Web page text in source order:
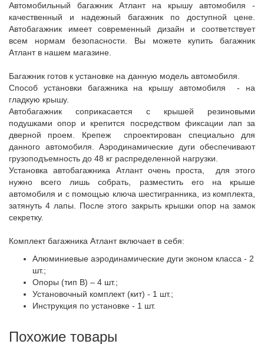
Автомобильный багажник Атлант на крышу автомобиля -
качественный и надежный багажник по доступной цене.
Автобагажник имеет современный дизайн и соответствует
всем нормам безопасности. Вы можете купить багажник
Атлант в нашем магазине.
Багажник готов к установке на данную модель автомобиля.
Способ установки багажника на крышу автомобиля - на
гладкую крышу.
Автобагажник соприкасается с крышей резиновыми
подушками опор и крепится посредством фиксации лап за
дверной проем. Крепеж спроектирован специально для
данного автомобиля. Аэродинамические дуги обеспечивают
грузоподъемность до 48 кг распределенной нагрузки.
Установка автобагажника Атлант очень проста, для этого
нужно всего лишь собрать, разместить его на крыше
автомобиля и с помощью ключа шестигранника, из комплекта,
затянуть 4 лапы. После этого закрыть крышки опор на замок
секретку.
Комплект багажника Атлант включает в себя:
Алюминиевые аэродинамические дуги эконом класса - 2
шт.;
Опоры (тип B) – 4 шт.;
Установочный комплект (кит) - 1 шт.;
Инструкция по установке - 1 шт.
Похожие товары